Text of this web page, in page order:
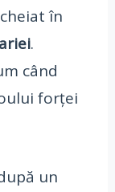
în
.
când
forței
un